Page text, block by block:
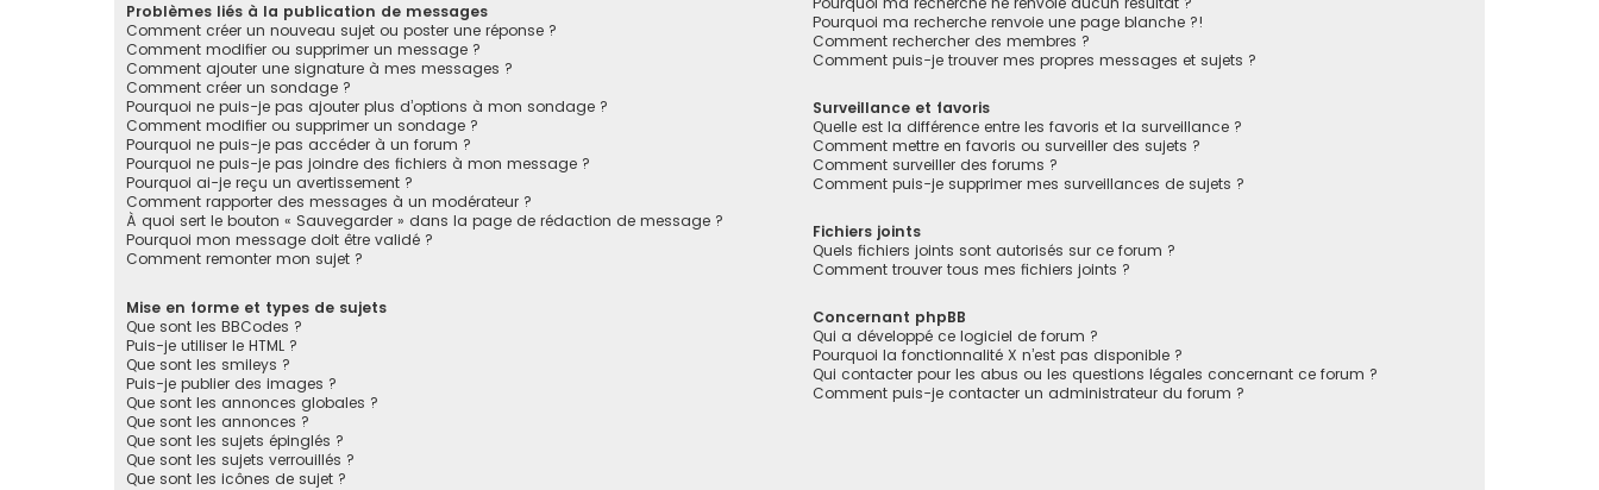
Problèmes liés à la publication de messages
Comment créer un nouveau sujet ou poster une réponse ?
Comment modifier ou supprimer un message ?
Comment ajouter une signature à mes messages ?
Comment créer un sondage ?
Pourquoi ne puis-je pas ajouter plus d’options à mon sondage ?
Comment modifier ou supprimer un sondage ?
Pourquoi ne puis-je pas accéder à un forum ?
Pourquoi ne puis-je pas joindre des fichiers à mon message ?
Pourquoi ai-je reçu un avertissement ?
Comment rapporter des messages à un modérateur ?
À quoi sert le bouton « Sauvegarder » dans la page de rédaction de message ?
Pourquoi mon message doit être validé ?
Comment remonter mon sujet ?
Mise en forme et types de sujets
Que sont les BBCodes ?
Puis-je utiliser le HTML ?
Que sont les smileys ?
Puis-je publier des images ?
Que sont les annonces globales ?
Que sont les annonces ?
Que sont les sujets épinglés ?
Que sont les sujets verrouillés ?
Que sont les icônes de sujet ?
Pourquoi ma recherche renvoie une page blanche ?!
Comment rechercher des membres ?
Comment puis-je trouver mes propres messages et sujets ?
Surveillance et favoris
Quelle est la différence entre les favoris et la surveillance ?
Comment mettre en favoris ou surveiller des sujets ?
Comment surveiller des forums ?
Comment puis-je supprimer mes surveillances de sujets ?
Fichiers joints
Quels fichiers joints sont autorisés sur ce forum ?
Comment trouver tous mes fichiers joints ?
Concernant phpBB
Qui a développé ce logiciel de forum ?
Pourquoi la fonctionnalité X n’est pas disponible ?
Qui contacter pour les abus ou les questions légales concernant ce forum ?
Comment puis-je contacter un administrateur du forum ?